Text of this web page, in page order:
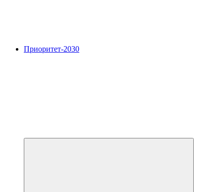
Приоритет-2030